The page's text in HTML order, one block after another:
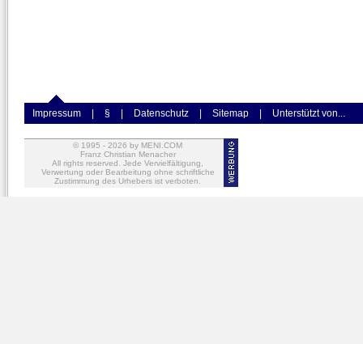
Impressum § Datenschutz Sitemap Unterstützt von...
© 1995 - 2026 by MENI.COM
Franz Christian Menacher
All rights reserved. Jede Vervielfältigung,
Verwertung oder Bearbeitung ohne schriftliche
Zustimmung des Urhebers ist verboten.